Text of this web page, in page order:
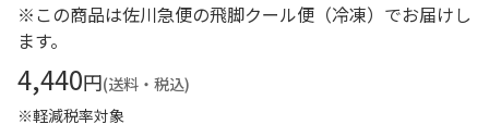
※この商品は佐川急便の飛脚クール便（冷凍）でお届けし
ます。
4,440円(送料・税込)
※軽減税率対象